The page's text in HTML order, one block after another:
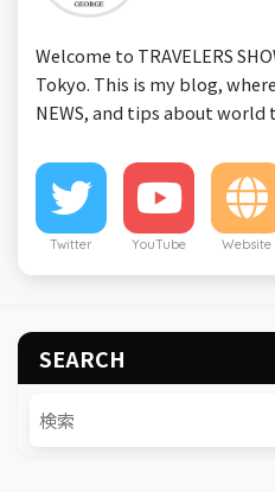
Welcome to TRAVELERS
Tokyo. This is my blog,
NEWS, and tips about world
Twitter YouTube Website
SEARCH